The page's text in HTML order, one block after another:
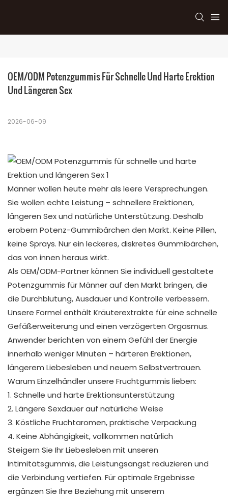
OEM/ODM Potenzgummis Für Schnelle Und Harte Erektion
Und Längeren Sex
2026-06-09
Männer wollen heute mehr als leere Versprechungen.
Sie wollen echte Leistung – schnellere Erektionen,
längeren Sex und natürliche Unterstützung. Deshalb
erobern Potenz-Gummibärchen den Markt. Keine Pillen,
keine Sprays. Nur ein leckeres, diskretes Gummibärchen,
das von innen heraus wirkt.
Als OEM/ODM-Partner können Sie individuell gestaltete
Potenzgummis für Männer auf den Markt bringen, die
die Durchblutung, Ausdauer und Kontrolle verbessern.
Unsere Formel enthält Kräuterextrakte für eine schnelle
Gefäßerweiterung und einen verzögerten Orgasmus.
Anwender berichten von einem Gefühl der Energie
innerhalb weniger Minuten – härteren Erektionen,
längerem Liebesleben und neuem Selbstvertrauen.
Warum Einzelhändler unsere Fruchtgummis lieben:
1. Schnelle und harte Erektionsunterstützung
2. Längere Sexdauer auf natürliche Weise
3. Köstliche Fruchtaromen, praktische Verpackung
4. Keine Abhängigkeit, vollkommen natürlich
Steigern Sie Ihr Liebesleben mit unseren
Intimitätsgummis, die Leistungsangst reduzieren und
die Verbindung vertiefen. Für optimale Ergebnisse
ergänzen Sie Ihre Beziehung mit unserem